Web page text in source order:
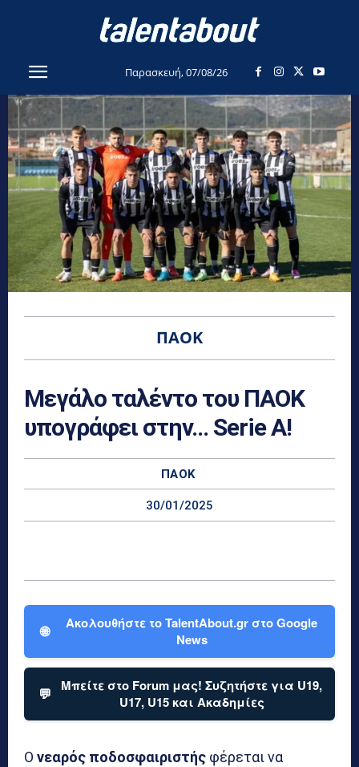
Παρασκευή, 07/08/26
ΠΑΟΚ
Μεγάλο ταλέντο του ΠΑΟΚ
υπογράφει στην… Serie A!
ΠΑΟΚ
30/01/2025
🌐
Ακολουθήστε το TalentAbout.gr στο Google
News
💬
Μπείτε στο Forum μας! Συζητήστε για U19,
U17, U15 και Ακαδημίες
Ο νεαρός ποδοσφαιριστής φέρεται να